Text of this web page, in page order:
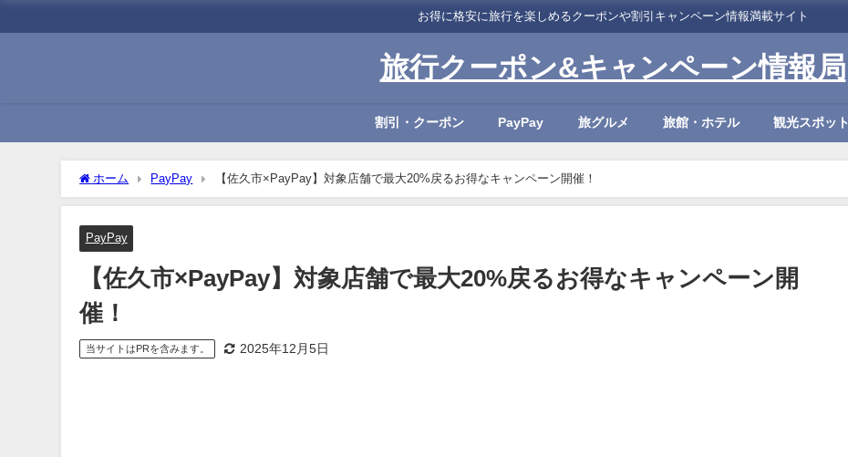
お得に格安に旅行を楽しめるクーポンや割引キャンペーン情報満載サイト
旅行クーポン&キャンペーン情報局
割引・クーポン PayPay 旅グルメ 旅館・ホテル 観光スポット
ホーム PayPay 【佐久市×PayPay】対象店舗で最大20%戻るお得なキャンペーン開催！
PayPay
【佐久市×PayPay】対象店舗で最大20%戻るお得なキャンペーン開
催！
当サイトはPRを含みます。 2025年12月5日